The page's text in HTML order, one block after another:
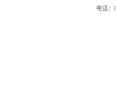
电话：